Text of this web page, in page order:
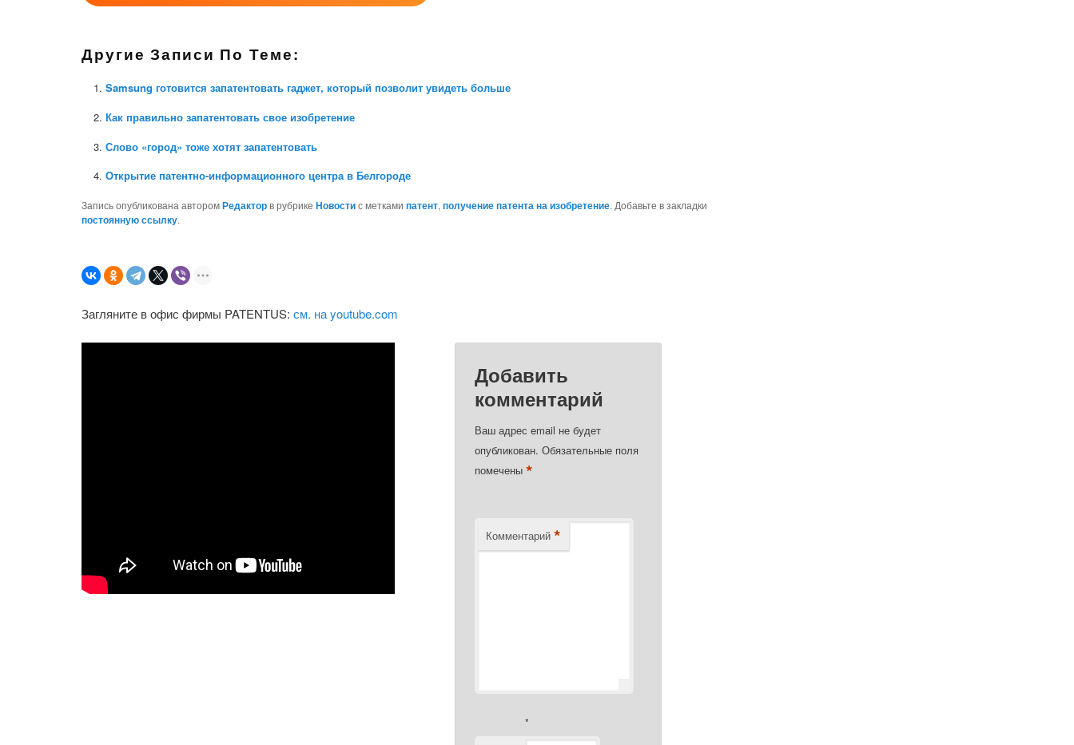
Другие Записи По Теме:
Samsung готовится запатентовать гаджет, который позволит увидеть больше
Как правильно запатентовать свое изобретение
Слово «город» тоже хотят запатентовать
Открытие патентно-информационного центра в Белгороде
Запись опубликована авторомРедакторв рубрикеНовостис меткамипатент,получение патента на изобретение. Добавьте в закладки
постоянную ссылку.
Загляните в офис фирмы PATENTUS:см. на youtube.com
Добавить
комментарий
Ваш адрес email не будет
опубликован. Обязательные поля
помечены*
Комментарий *
*